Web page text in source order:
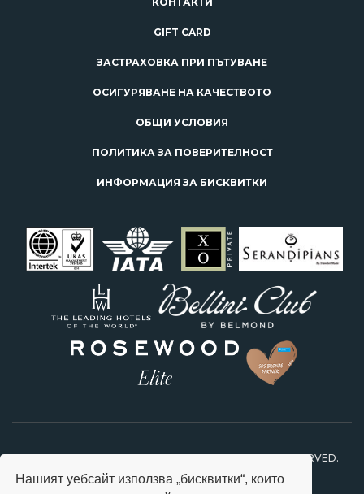
Нашият уебсайт използва „бисквитки“, които
GIFT CARD
ЗАСТРАХОВКА ПРИ ПЪТУВАНЕ
ОСИГУРЯВАНЕ НА КАЧЕСТВОТО
ОБЩИ УСЛОВИЯ
ПОЛИТИКА ЗА ПОВЕРИТЕЛНОСТ
ИНФОРМАЦИЯ ЗА БИСКВИТКИ
2026 © STARS TRAVEL FEEL SPECIAL. ALL RIGHTS RESERVED.